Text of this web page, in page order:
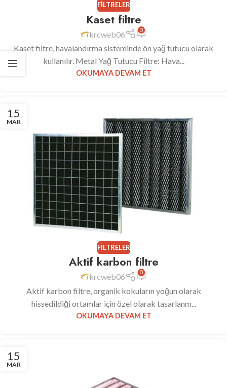
FILTRELER
Kaset filtre
krcweb06 0
Kaset filtre, havalandırma sisteminde ön yağ tutucu olarak
kullanılır. Metal Yağ Tutucu Filtre: Hava...
OKUMAYA DEVAM ET
15
MAR
FILTRELER
Aktif karbon filtre
krcweb06 0
Aktif karbon filtre, organik kokuların yoğun olarak
hissedildiği ortamlar için özel olarak tasarlanm...
OKUMAYA DEVAM ET
15
MAR